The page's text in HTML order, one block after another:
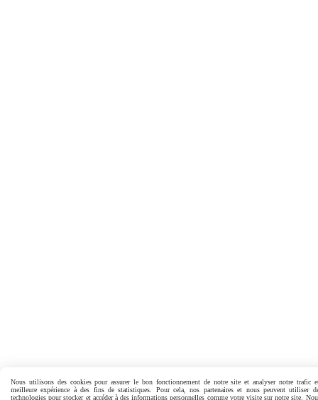
Nous utilisons des cookies pour assurer le bon fonctionnement de notre site et analyser notre trafic
meilleure expérience à des fins de statistiques. Pour cela, nos partenaires et nous peuvent utiliser
technologies pour stocker et accéder à des informations personnelles comme votre visite sur notre site.